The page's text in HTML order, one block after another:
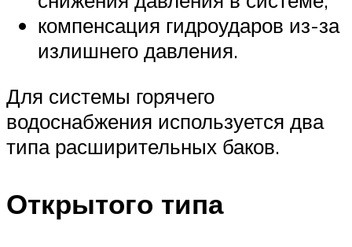
компенсация гидроударов из-за
излишнего давления.
Для системы горячего
водоснабжения используется два
типа расширительных баков.
Открытого типа